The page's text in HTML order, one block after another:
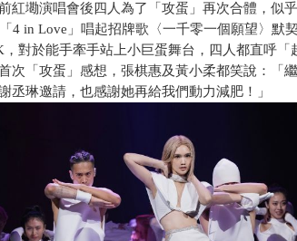
紅墈演唱會後四人為了「攻蛋」再次合體，似
4 in Love」唱起招牌歌〈一千零一個願望〉默
對於能手牽手站上小巨蛋舞台，四人都直呼「
次「攻蛋」感想，張棋惠及黃小柔都笑說：「
丞琳邀請，也感謝她再給我們動力減肥！」